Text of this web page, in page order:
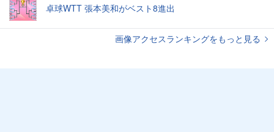
卓球WTT 張本美和がベスト8進出
画像アクセスランキングをもっと見る